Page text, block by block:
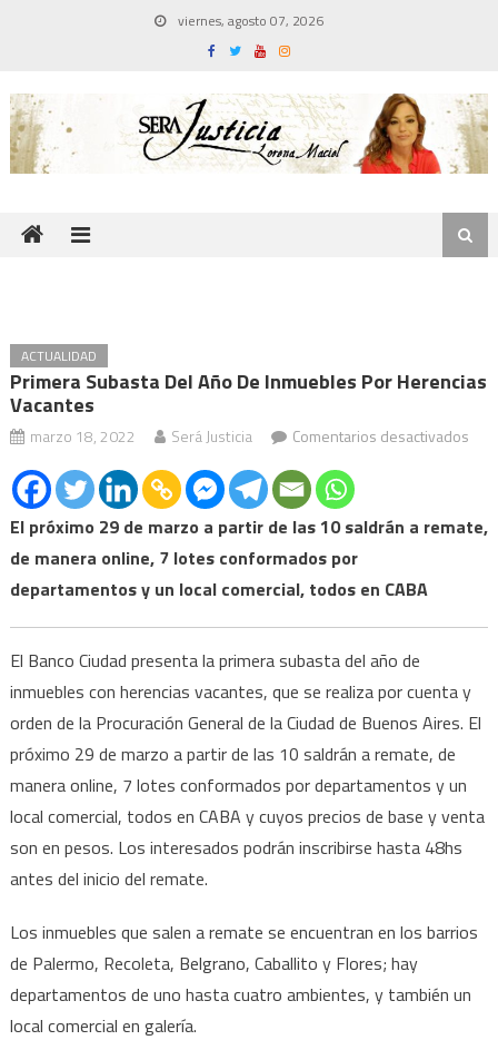
viernes, agosto 07, 2026
ACTUALIDAD
Primera Subasta Del Año De Inmuebles Por Herencias
Vacantes
marzo 18, 2022 Será Justicia Comentarios desactivadosen
del
por
El próximo 29 de marzo a partir de las 10 saldrán a remate,
de manera online, 7 lotes conformados por
departamentos y un local comercial, todos en CABA
El Banco Ciudad presenta la primera subasta del año de
inmuebles con herencias vacantes, que se realiza por cuenta y
orden de la Procuración General de la Ciudad de Buenos Aires. El
próximo 29 de marzo a partir de las 10 saldrán a remate, de
manera online, 7 lotes conformados por departamentos y un
local comercial, todos en CABA y cuyos precios de base y venta
son en pesos. Los interesados podrán inscribirse hasta 48hs
antes del inicio del remate.
Los inmuebles que salen a remate se encuentran en los barrios
de Palermo, Recoleta, Belgrano, Caballito y Flores; hay
departamentos de uno hasta cuatro ambientes, y también un
local comercial en galería.